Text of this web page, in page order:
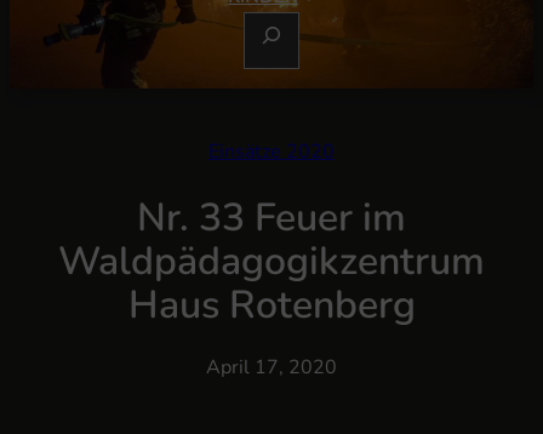
C
E
Einsätze 2020
Nr. 33 Feuer im
Waldpädagogikzentrum
Haus Rotenberg
April 17, 2020